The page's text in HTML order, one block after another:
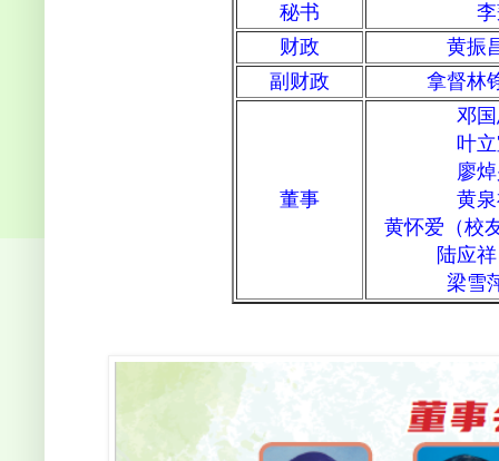
秘书
财政
黄振
副财政
拿督林
董事
邓
叶
廖
黄
黄怀爱（校
陆应
梁雪